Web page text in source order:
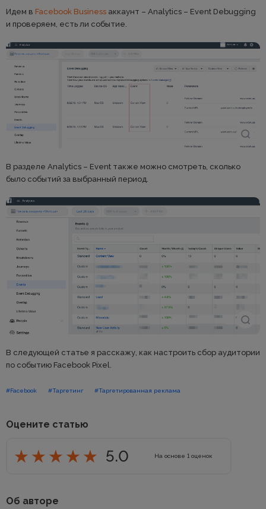
Идем в Facebook Business аккаунт – Analytics – Event Debugging
и проверяем, есть ли событие.
В разделе Analytics – Event также можно смотреть, сколько
было событий за выбранный период.
В следующей статье я расскажу, как настроить сбор аудитории
по событию Facebook Pixel.
#Facebook #Таргетинг #Таргетированная реклама
Оцените статью
5.0 На основе 1 оценок
Об авторе